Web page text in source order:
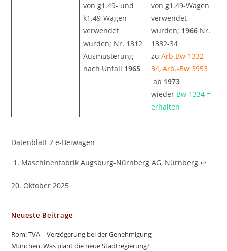
von g1.49- und
k1.49-Wagen
verwendet
wurden; Nr. 1312
Ausmusterung
nach Unfall 1965
von g1.49-Wagen
verwendet
wurden; 1966 Nr.
1332-34
zuArb.Bw 1332-
34,Arb.-Bw 3953
ab 1973
wieder Bw 1334 =
erhalten
Datenblatt 2 e-Beiwagen
Maschinenfabrik Augsburg-Nürnberg AG, Nürnberg↩︎
20. Oktober 2025
Neueste Beiträge
Rom: TVA – Verzögerung bei der Genehmigung
München: Was plant die neue Stadtregierung?